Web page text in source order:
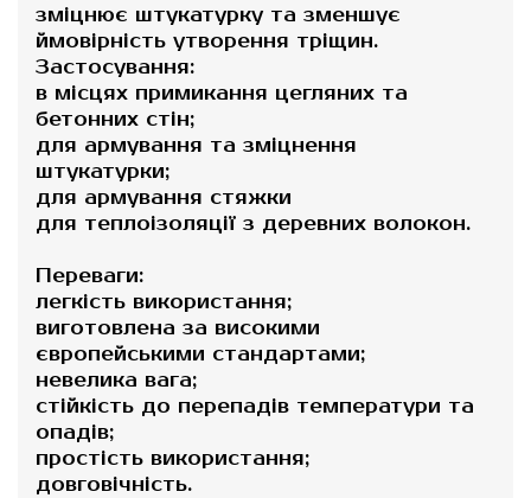
зміцнює штукатурку та зменшує
ймовірність утворення тріщин.
Застосування:
в місцях примикання цегляних та
бетонних стін;
для армування та зміцнення
штукатурки;
для армування стяжки
для теплоізоляції з деревних волокон.
Переваги:
легкість використання;
виготовлена за високими
європейськими стандартами;
невелика вага;
стійкість до перепадів температури та
опадів;
простість використання;
довговічність.